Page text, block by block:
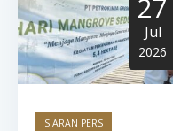
Jul
2026
SIARAN PERS